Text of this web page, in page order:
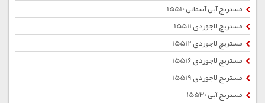
مستربچ آبی آسمانی 15510
مستربچ لاجوردی 15511
مستربچ لاجوردی 15512
مستربچ لاجوردی 15516
مستربچ لاجوردی 15519
مستربچ آبی 15530